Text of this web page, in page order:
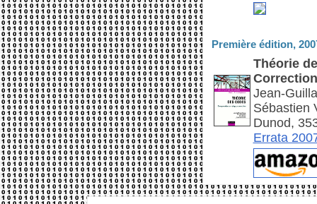
Première édition,
Théorie
Correction
Jean-
Sébastien
Dunod,
Errata